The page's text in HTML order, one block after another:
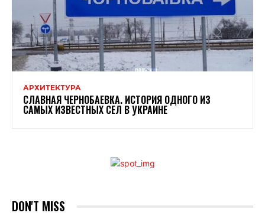
АРХИТЕКТУРА
СЛАВНАЯ ЧЕРНОБАЕВКА. ИСТОРИЯ ОДНОГО ИЗ
САМЫХ ИЗВЕСТНЫХ СЕЛ В УКРАИНЕ
DON'T MISS